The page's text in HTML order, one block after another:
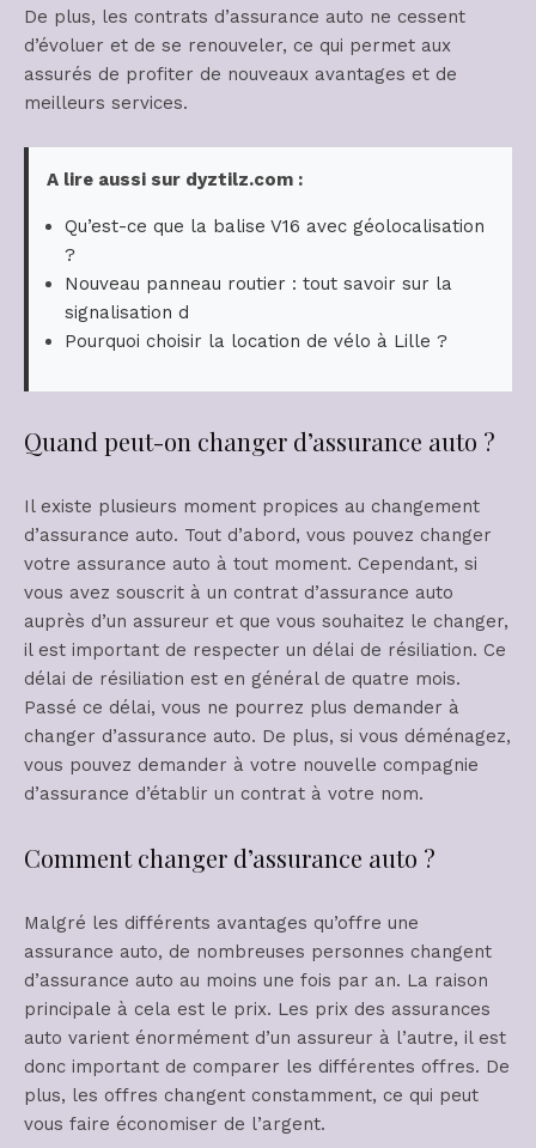
De plus, les contrats d’assurance auto ne cessent
d’évoluer et de se renouveler, ce qui permet aux
assurés de profiter de nouveaux avantages et de
meilleurs services.
A lire aussi sur dyztilz.com :
Qu’est-ce que la balise V16 avec géolocalisation
?
Nouveau panneau routier : tout savoir sur la
signalisation d
Pourquoi choisir la location de vélo à Lille ?
Quand peut-on changer d’assurance auto ?
Il existe plusieurs moment propices au changement
d’assurance auto. Tout d’abord, vous pouvez changer
votre assurance auto à tout moment. Cependant, si
vous avez souscrit à un contrat d’assurance auto
auprès d’un assureur et que vous souhaitez le changer,
il est important de respecter un délai de résiliation. Ce
délai de résiliation est en général de quatre mois.
Passé ce délai, vous ne pourrez plus demander à
changer d’assurance auto. De plus, si vous déménagez,
vous pouvez demander à votre nouvelle compagnie
d’assurance d’établir un contrat à votre nom.
Comment changer d’assurance auto ?
Malgré les différents avantages qu’offre une
assurance auto, de nombreuses personnes changent
d’assurance auto au moins une fois par an. La raison
principale à cela est le prix. Les prix des assurances
auto varient énormément d’un assureur à l’autre, il est
donc important de comparer les différentes offres. De
plus, les offres changent constamment, ce qui peut
vous faire économiser de l’argent.